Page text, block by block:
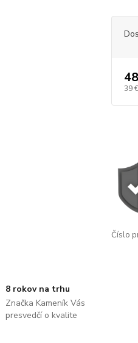
39 €
Číslo
8 rokov na trhu
Značka Kameník Vás
presvedčí o kvalite